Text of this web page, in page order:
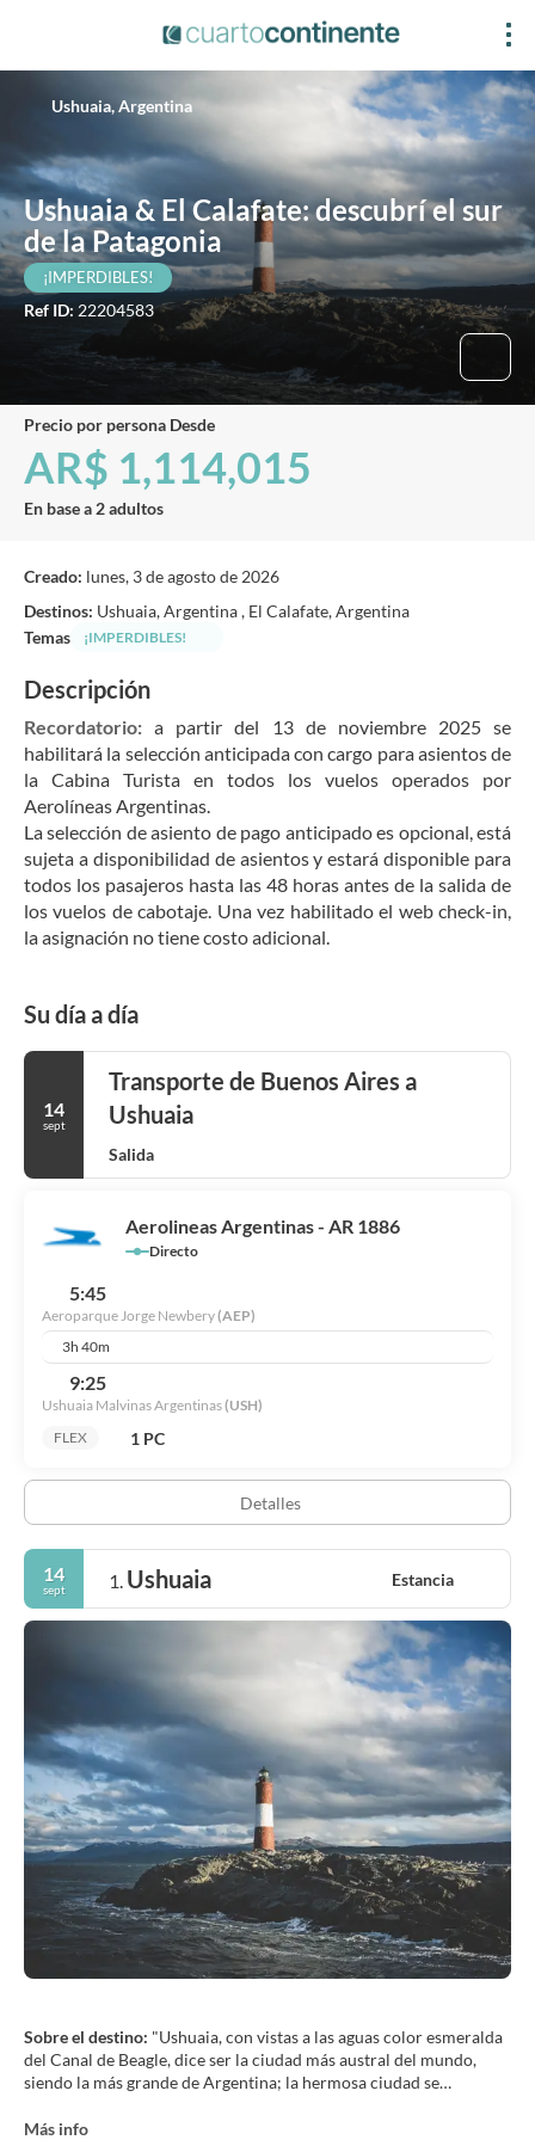
Ushuaia & El Calafate: descubrí el sur
de la Patagonia
¡IMPERDIBLES!
Ref ID: 22204583
Ushuaia, Argentina
precio por persona Desde
AR$ 1,114,015
En base a 2 adultos
Creado: lunes, 3 de agosto de 2026
Destinos: Ushuaia, Argentina , El Calafate, Argentina
Temas
¡IMPERDIBLES!
Descripción
Recordatorio: a partir del 13 de noviembre 2025 se
habilitará la selección anticipada con cargo para asientos de
la Cabina Turista en todos los vuelos operados por
Aerolíneas Argentinas.
La selección de asiento de pago anticipado es opcional, está
sujeta a disponibilidad de asientos y estará disponible para
todos los pasajeros hasta las 48 horas antes de la salida de
los vuelos de cabotaje. Una vez habilitado el web check-in,
la asignación no tiene costo adicional.
Su día a día
14
sept
Transporte de Buenos Aires a
Ushuaia
Salida
Aerolineas Argentinas - AR 1886
Directo
5:45
Aeroparque Jorge Newbery(AEP)
3h 40m
9:25
Ushuaia Malvinas Argentinas(USH)
FLEX
1 PC
Detalles
14
sept 1. Ushuaia Estancia
Sobre el destino: "Ushuaia, con vistas a las aguas color esmeralda
del Canal de Beagle, dice ser la ciudad más austral del mundo,
siendo la más grande de Argentina; la hermosa ciudad se
nevados detrás con las montañas cubiertas de nieve a la vista por
Más info